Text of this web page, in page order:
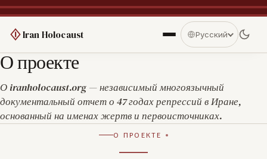
Iran Holocaust Русский
О проекте
О iranholocaust.org — независимый многоязычный
документальный отчет о 47 годах репрессий в Иране,
основанный на именах жертв и первоисточниках.
О ПРОЕКТЕ